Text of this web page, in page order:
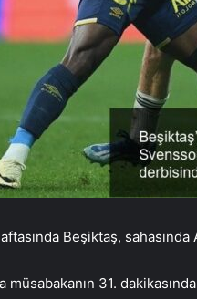
Beşiktaş,
müsabakanın 31.